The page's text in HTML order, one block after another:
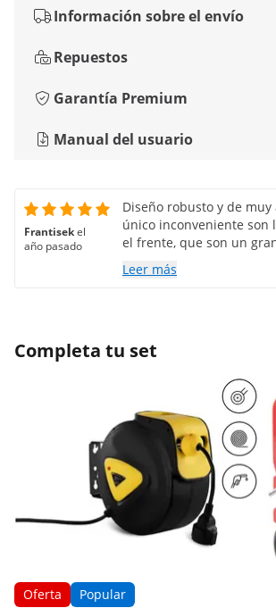
Información sobre el envío
Repuestos
Garantía Premium
Manual del usuario
Frantisekel
año pasado
Diseño robusto y de
único inconveniente son
el frente, que son un
quitar!!!
Leer más
Completa tu set
Oferta Popular